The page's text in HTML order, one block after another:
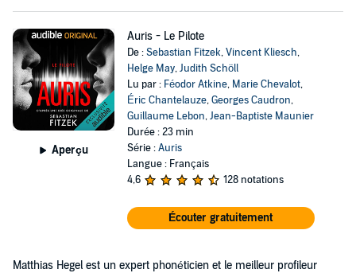
Aperçu
Auris - Le Pilote
De :Sebastian Fitzek,Vincent Kliesch,
Helge May,Judith Schöll
Lu par : Féodor Atkine, Marie Chevalot,
Éric Chantelauze,Georges Caudron,
Guillaume Lebon,Jean-Baptiste Maunier
Durée : 23 min
Série :Auris
Langue : Français
4,6
128 notations
Écouter gratuitement
Matthias Hegel est un expert phonéticien et le meilleur profileur